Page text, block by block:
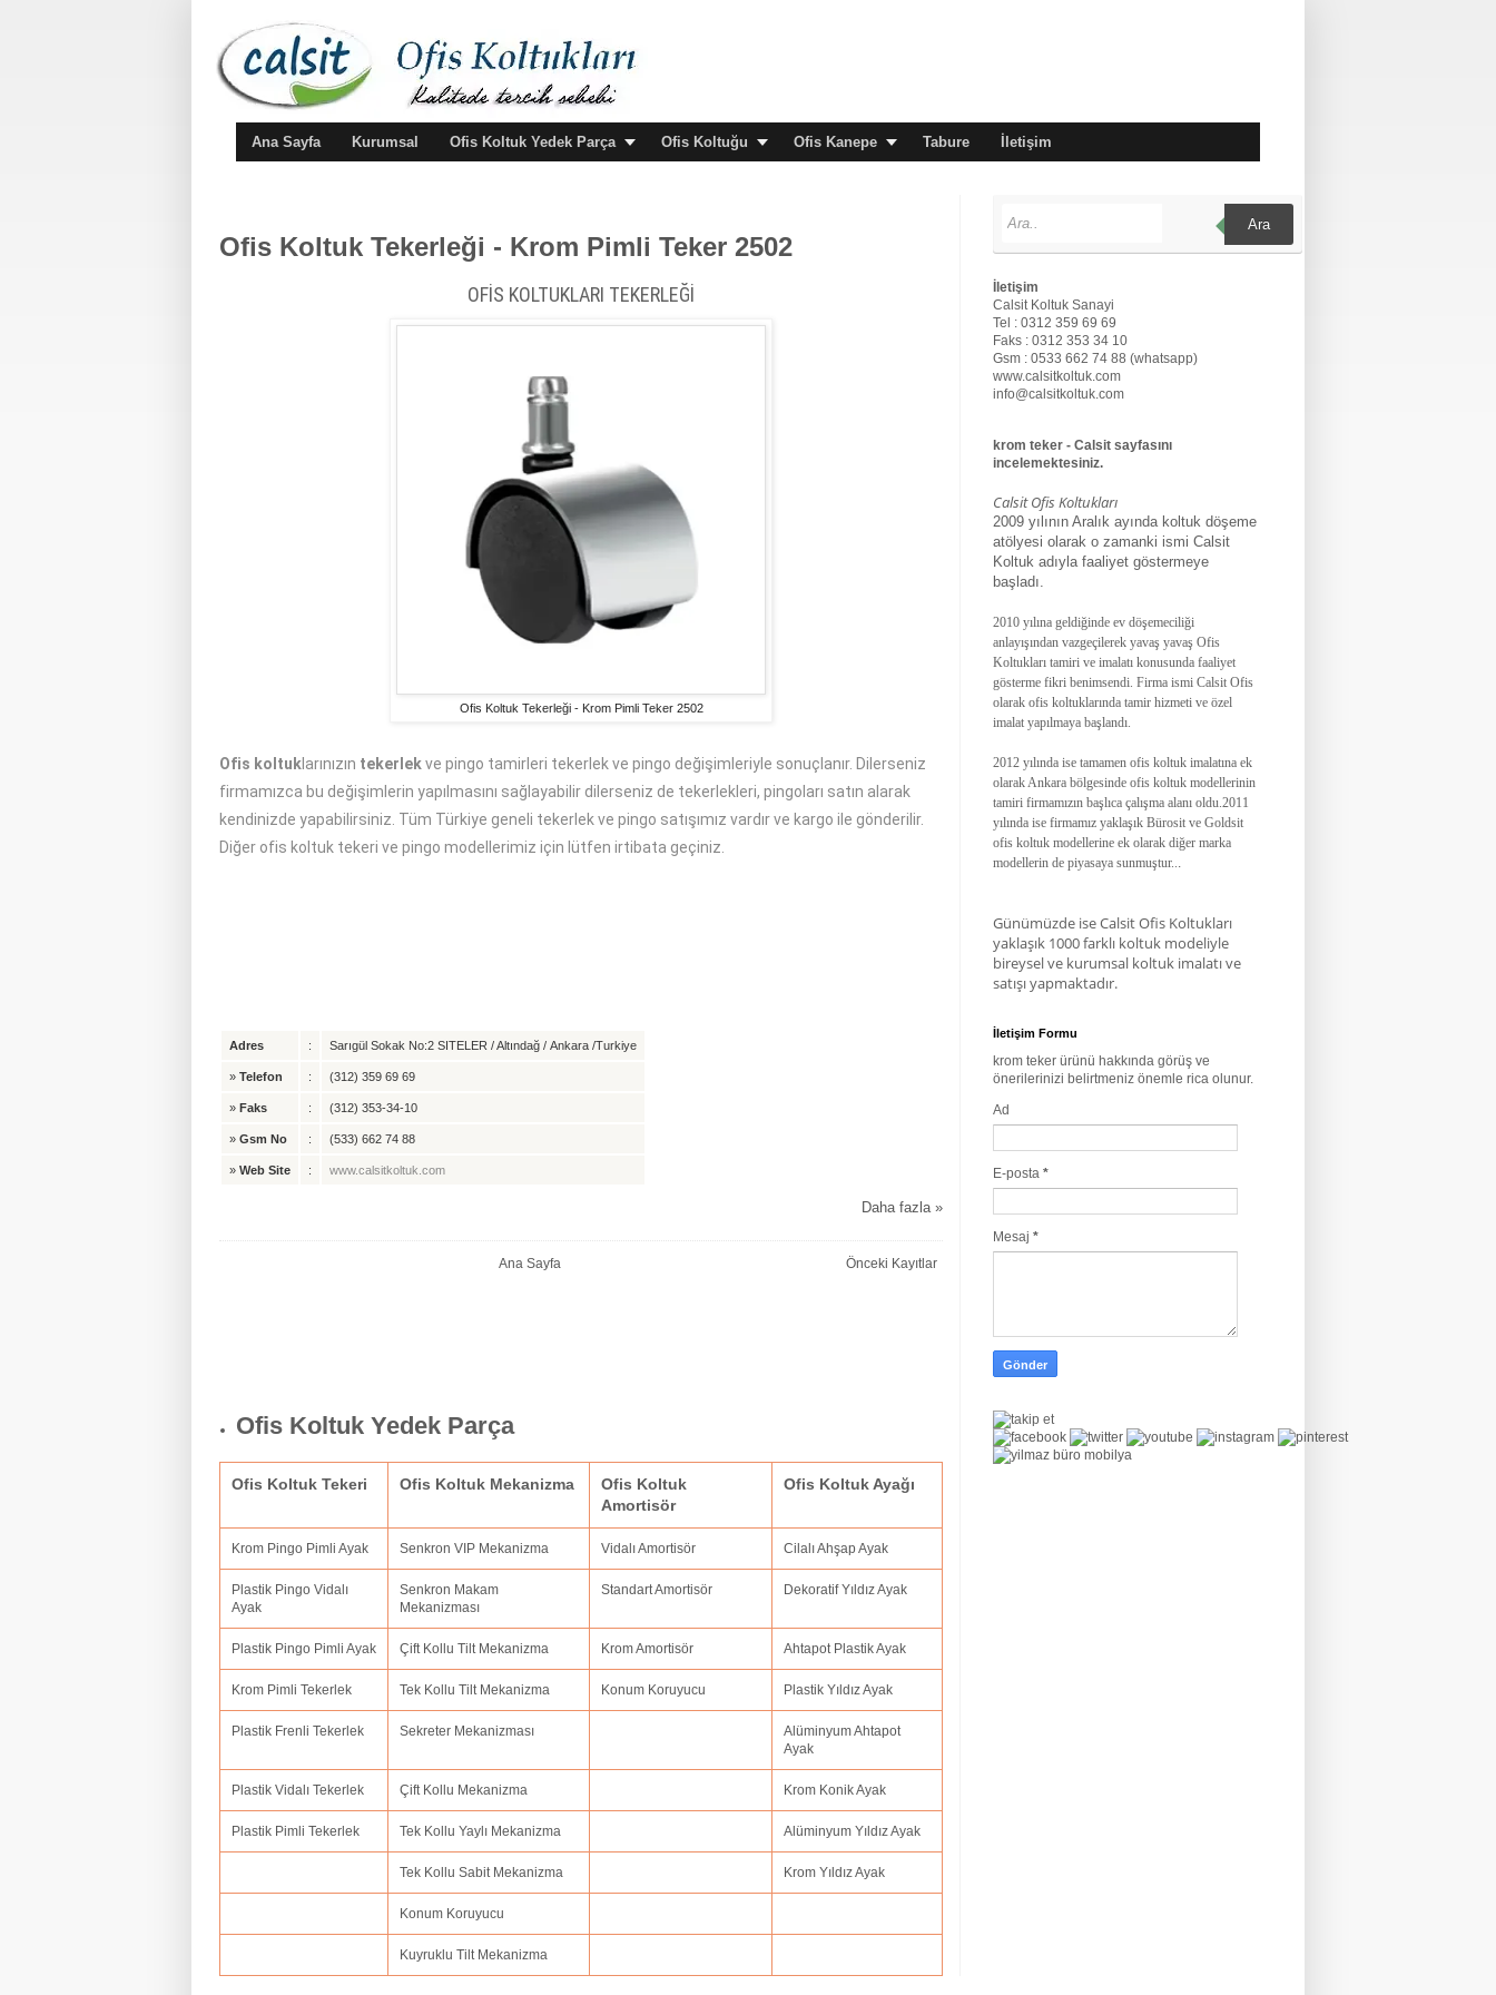
Ana Sayfa Kurumsal Ofis Koltuk Yedek Parça Ofis Koltuğu Ofis Kanepe Tabure İletişim
Ofis Koltuk Tekerleği - Krom Pimli Teker 2502
OFİS KOLTUKLARI TEKERLEĞİ
Ofis Koltuk Tekerleği - Krom Pimli Teker 2502
Ofis koltuk larınızın tekerlekve pingo tamirleri tekerlek ve pingo değişimleriyle sonuçlanır. Dilerseniz
firmamızca bu değişimlerin yapılmasını sağlayabilir dilerseniz de tekerlekleri, pingoları satın alarak
kendinizde yapabilirsiniz. Tüm Türkiye geneli tekerlek ve pingo satışımız vardır ve kargo ile gönderilir.
Diğer ofis koltuk tekeri ve pingo modellerimiz için lütfen irtibata geçiniz.
Adres : Sarıgül Sokak No:2 SITELER / Altındağ / Ankara /Turkiye
» Telefon : (312) 359 69 69
» Faks : (312) 353-34-10
» Gsm No : (533) 662 74 88
» Web Site : www.calsitkoltuk.com
Daha fazla »
Önceki Kayıtlar
Ana Sayfa
Ofis Koltuk Yedek Parça
Ofis Koltuk Tekeri Ofis Koltuk Mekanizma
Ofis Koltuk
Amortisör
Ofis Koltuk Ayağı
Krom Pingo Pimli Ayak Senkron VIP Mekanizma Vidalı Amortisör Cilalı Ahşap Ayak
Plastik Pingo Vidalı
Ayak
Senkron Makam
Mekanizması
Standart Amortisör Dekoratif Yıldız Ayak
Plastik Pingo Pimli Ayak Çift Kollu Tilt Mekanizma Krom Amortisör Ahtapot Plastik Ayak
Krom Pimli Tekerlek Tek Kollu Tilt Mekanizma Konum Koruyucu Plastik Yıldız Ayak
Plastik Frenli Tekerlek Sekreter Mekanizması
Alüminyum Ahtapot
Ayak
Plastik Vidalı Tekerlek Çift Kollu Mekanizma Krom Konik Ayak
Plastik Pimli Tekerlek Tek Kollu Yaylı Mekanizma Alüminyum Yıldız Ayak
Tek Kollu Sabit Mekanizma Krom Yıldız Ayak
Konum Koruyucu
Kuyruklu Tilt Mekanizma
Ara
İletişim
Calsit Koltuk Sanayi
Tel : 0312 359 69 69
Faks : 0312 353 34 10
Gsm : 0533 662 74 88 (whatsapp)
www.calsitkoltuk.com
info@calsitkoltuk.com
krom teker - Calsit sayfasını
incelemektesiniz.
Calsit Ofis Koltukları
2009 yılının Aralık ayında koltuk döşeme
atölyesi olarak o zamanki ismi Calsit
Koltuk adıyla faaliyet göstermeye
başladı.
2010 yılına geldiğinde ev döşemeciliği
anlayışından vazgeçilerek yavaş yavaş Ofis
Koltukları tamiri ve imalatı konusunda faaliyet
gösterme fikri benimsendi. Firma ismi Calsit Ofis
olarak ofis koltuklarında tamir hizmeti ve özel
imalat yapılmaya başlandı.
2012 yılında ise tamamen ofis koltuk imalatına ek
olarak Ankara bölgesinde ofis koltuk modellerinin
tamiri firmamızın başlıca çalışma alanı oldu.2011
yılında ise firmamız yaklaşık Bürosit ve Goldsit
ofis koltuk modellerine ek olarak diğer marka
modellerin de piyasaya sunmuştur...
Günümüzde ise Calsit Ofis Koltukları
yaklaşık 1000 farklı koltuk modeliyle
bireysel ve kurumsal koltuk imalatı ve
satışı yapmaktadır.
İletişim Formu
krom teker ürünü hakkında görüş ve
önerilerinizi belirtmeniz önemle rica olunur.
Ad
E-posta *
Mesaj *